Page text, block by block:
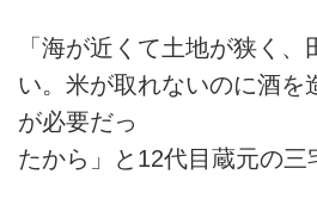
「海が近くて土地が狭く
い。米が取れないのに酒を
が必要だっ
たから」と12代目蔵元の三